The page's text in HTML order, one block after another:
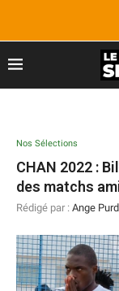
Nos Sélections
CHAN 2022 :
des matchs
Rédigé par : Ange